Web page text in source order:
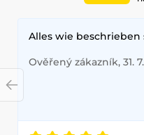
Alles wie beschrieben
Ověřený zákazník, 31.